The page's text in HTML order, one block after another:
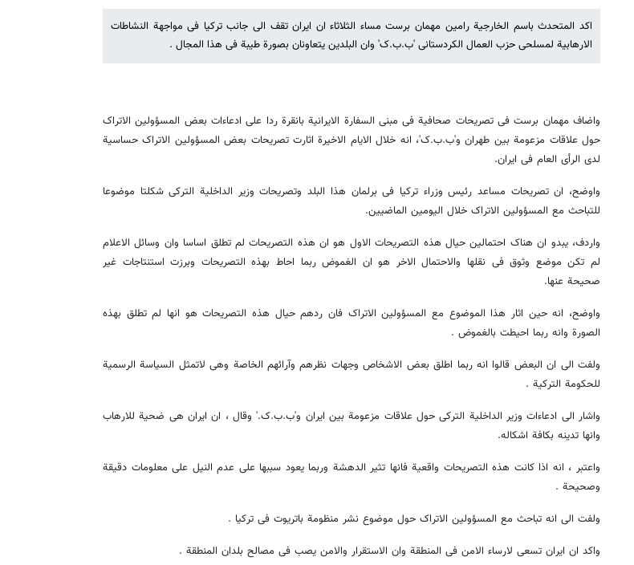
اکد المتحدث باسم الخارجیة رامین مهمان برست مساء الثلاثاء ان ایران تقف الی جانب ترکیا فی مواجهة النشاطات
الارهابیة لمسلحی حزب العمال الکردستانی 'ب.ب.ک' وان البلدین یتعاونان بصورة طیبة فی هذا المجال .
واضاف مهمان برست فی تصریحات صحافیة فی مبنی السفارة الایرانیة بانقرة ردا علی ادعاءات بعض المسؤولین الاتراک
حول علاقات مزعومة بین طهران و'ب.ب.ک'، انه خلال الایام الاخیرة اثارت تصریحات بعض المسؤولین الاتراک حساسیة
لدی الرأی العام فی ایران.
واوضح، ان تصریحات مساعد رئیس وزراء ترکیا فی برلمان هذا البلد وتصریحات وزیر الداخلیة الترکی شکلتا موضوعا
للتباحث مع المسؤولین الاتراک خلال الیومین الماضیین.
واردف، یبدو ان هناک احتمالین حیال هذه التصریحات الاول هو ان هذه التصریحات لم تطلق اساسا وان وسائل الاعلام
لم تکن موضع وثوق فی نقلها والاحتمال الاخر هو ان الغموض ربما احاط بهذه التصریحات وبرزت استنتاجات غیر
صحیحة عنها.
واوضح، انه حین اثار هذا الموضوع مع المسؤولین الاتراک فان ردهم حیال هذه التصریحات هو انها لم تطلق بهذه
الصورة وانه ربما احیطت بالغموض .
ولفت الی ان البعض قالوا انه ربما اطلق بعض الاشخاص وجهات نظرهم وآرائهم الخاصة وهی لاتمثل السیاسة الرسمیة
للحکومة الترکیة .
واشار الی ادعاءات وزیر الداخلیة الترکی حول علاقات مزعومة بین ایران و'ب.ب.ک.' وقال ، ان ایران هی ضحیة للارهاب
وانها تدینه بکافة اشکاله.
واعتبر ، انه اذا کانت هذه التصریحات واقعیة فانها تثیر الدهشة وربما یعود سببها علی عدم النیل علی معلومات دقیقة
وصحیحة .
ولفت الی انه تباحث مع المسؤولین الاتراک حول موضوع نشر منظومة باتریوت فی ترکیا .
واکد ان ایران تسعی لارساء الامن فی المنطقة وان الاستقرار والامن یصب فی مصالح بلدان المنطقة .